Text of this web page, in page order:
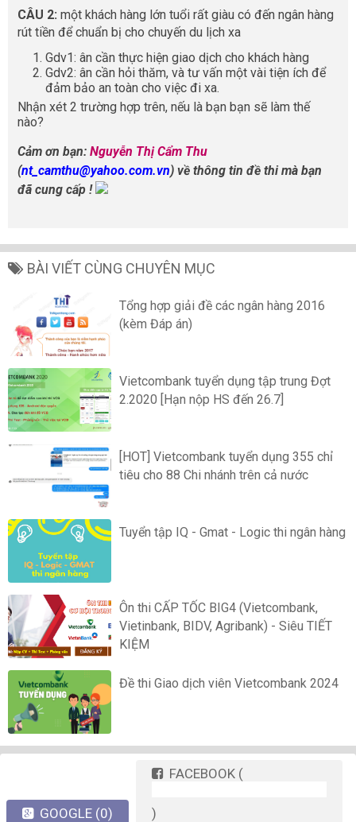
CÂU 2: một khách hàng lớn tuổi rất giàu có đến ngân hàng
rút tiền để chuẩn bị cho chuyến du lịch xa
Gdv1: ân cần thực hiện giao dịch cho khách hàng
Gdv2: ân cần hỏi thăm, và tư vấn một vài tiện ích để
đảm bảo an toàn cho việc đi xa.
Nhận xét 2 trường hợp trên, nếu là bạn bạn sẽ làm thế
nào?
Cảm ơn bạn: Nguyễn Thị Cẩm Thu
(nt_camthu@yahoo.com.vn) về thông tin đề thi mà bạn
đã cung cấp !
BÀI VIẾT CÙNG CHUYÊN MỤC
Tổng hợp giải đề các ngân hàng 2016
(kèm Đáp án)
Vietcombank tuyển dụng tập trung Đợt
2.2020 [Hạn nộp HS đến 26.7]
[HOT] Vietcombank tuyển dụng 355 chỉ
tiêu cho 88 Chi nhánh trên cả nước
Tuyển tập IQ - Gmat - Logic thi ngân hàng
Ôn thi CẤP TỐC BIG4 (Vietcombank,
Vietinbank, BIDV, Agribank) - Siêu TIẾT
KIỆM
Đề thi Giao dịch viên Vietcombank 2024
GOOGLE (0)
FACEBOOK (
)